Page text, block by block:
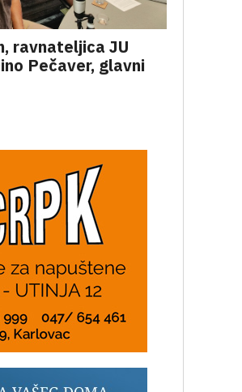
ravnateljica JU
Pečaver, glavni